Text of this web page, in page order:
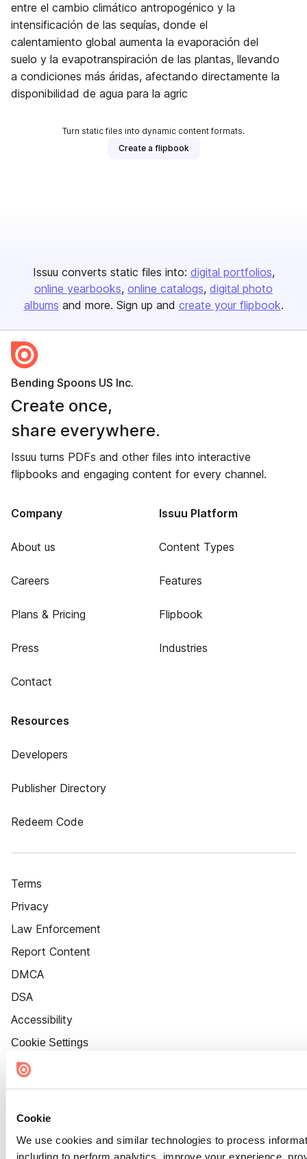
Cookie
We use cookies and similar technologies to process
including to perform analytics, improve your experience,
entre el cambio climático antropogénico y la
intensificación de las sequías, donde el
calentamiento global aumenta la evaporación del
suelo y la evapotranspiración de las plantas, llevando
a condiciones más áridas, afectando directamente la
disponibilidad de agua para la agric
Turn static files into dynamic content formats.
Create a flipbook
Issuu converts static files into: digital portfolios
online yearbooks online catalogs digital photo
albums and more. Sign up and create your flipbook.
Bending Spoons US Inc.
Create once,
share everywhere.
Issuu turns PDFs and other files into interactive
flipbooks and engaging content for every channel.
Company
About us
Careers
Plans & Pricing
Press
Contact
Issuu Platform
Content Types
Features
Flipbook
Industries
Resources
Developers
Publisher Directory
Redeem Code
Terms
Privacy
Law Enforcement
Report Content
DMCA
DSA
Accessibility
Cookie Settings